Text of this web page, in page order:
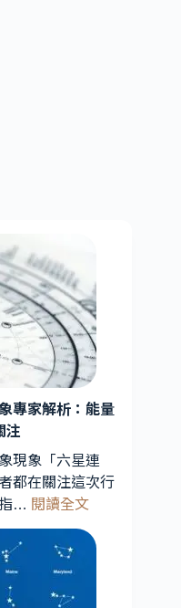
專家解析：能量
注
現象「六星連
都在關注這次行
… 閱讀全文:
星